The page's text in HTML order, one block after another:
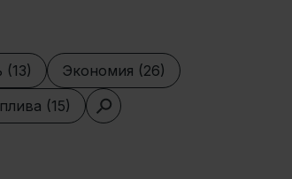
(13)
Экономия (26)
(15)